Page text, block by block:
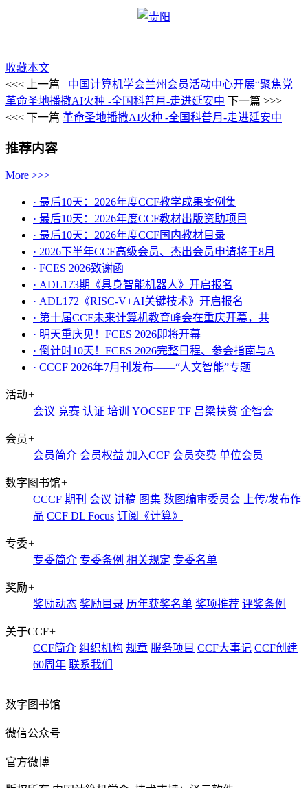
收藏本文
<<< 上一篇
中国计算机学会兰州会员活动中心开展“聚焦党
革命圣地播撒AI火种 -全国科普月-走进延安中 下一篇 >>>
<<< 下一篇 革命圣地播撒AI火种 -全国科普月-走进延安中
推荐内容
More >>>
· 最后10天：2026年度CCF教学成果案例集
· 最后10天：2026年度CCF教材出版资助项目
· 最后10天：2026年度CCF国内教材目录
· 2026下半年CCF高级会员、杰出会员申请将于8月
· FCES 2026致谢函
· ADL173期《具身智能机器人》开启报名
· ADL172《RISC-V+AI关键技术》开启报名
· 第十届CCF未来计算机教育峰会在重庆开幕，共
· ​明天重庆见！FCES 2026即将开幕
· 倒计时10天！FCES 2026完整日程、参会指南与A
· CCCF 2026年7月刊发布——“人文智能”专题
活动+
会议 竞赛 认证 培训 YOCSEF TF 吕梁扶贫 企智会
会员+
会员简介 会员权益 加入CCF 会员交费 单位会员
数字图书馆+
CCCF 期刊 会议 讲稿 图集 数图编审委员会
上传/发布作
品 CCF DL Focus 订阅《计算》
专委+
专委简介 专委条例 相关规定 专委名单
奖励+
奖励动态 奖励目录 历年获奖名单 奖项推荐 评奖条例
关于CCF+
CCF简介 组织机构 规章 服务项目 CCF大事记 CCF创建
60周年 联系我们
数字图书馆
微信公众号
官方微博